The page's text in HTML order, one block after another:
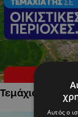
Τεμάχια Γης σε
Αυτός ο